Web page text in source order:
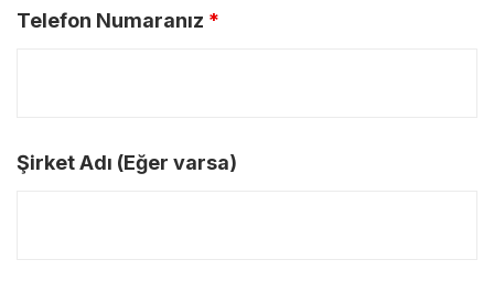
Telefon Numaranız *
Şirket Adı (Eğer varsa)